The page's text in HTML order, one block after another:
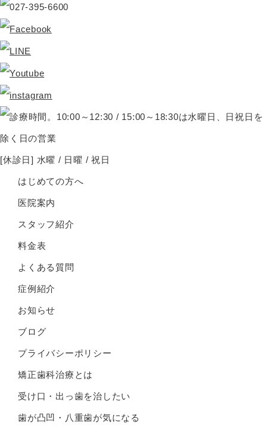
[休診日] 水曜 / 日曜 / 祝日
はじめての方へ
医院案内
スタッフ紹介
料金表
よくある質問
症例紹介
お知らせ
ブログ
プライバシーポリシー
矯正歯科治療とは
受け口・出っ歯を治したい
歯が凸凹・八重歯が気になる